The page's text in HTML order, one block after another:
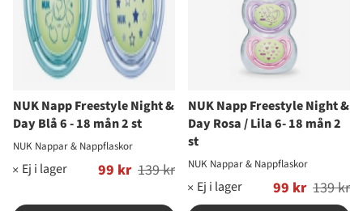
NUK Napp Freestyle Night &
Day Blå 6 - 18 mån 2 st
NUK Nappar & Nappflaskor
99 kr
Ordinarie pris: 139 kr
NUK Napp Freestyle Night &
Day Rosa / Lila 6- 18 mån 2
st
NUK Nappar & Nappflaskor
99 kr
Ordinarie pris: 139 kr